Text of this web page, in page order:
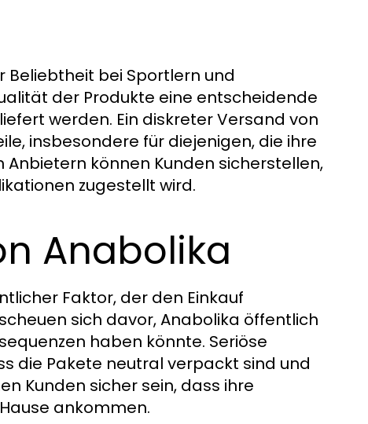
bei Sportlern und
der Produkte eine entscheidende
werden. Ein diskreter Versand von
insbesondere für diejenigen, die ihre
können Kunden sicherstellen,
zugestellt wird.
Anabolika
Faktor, der den Einkauf
sich davor, Anabolika öffentlich
haben könnte. Seriöse
die Pakete neutral verpackt sind und
Kunden sicher sein, dass ihre
ankommen.